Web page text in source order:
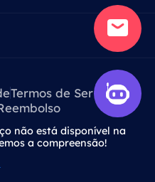
Termos de Serviço
não está disponível na
a compreensão!